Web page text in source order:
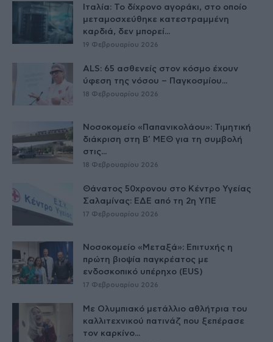
Ιταλία: Το δίχρονο αγοράκι, στο οποίο
μεταμοσχεύθηκε κατεστραμμένη
καρδιά, δεν μπορεί...
19 Φεβρουαρίου 2026
ALS: 65 ασθενείς στον κόσμο έχουν
ύφεση της νόσου – Παγκοσμίου...
18 Φεβρουαρίου 2026
Νοσοκομείο «Παπανικολάου»: Τιμητική
διάκριση στη Β’ ΜΕΘ για τη συμβολή
στις...
18 Φεβρουαρίου 2026
Θάνατος 50χρονου στο Κέντρο Υγείας
Σαλαμίνας: ΕΔΕ από τη 2η ΥΠΕ
17 Φεβρουαρίου 2026
Νοσοκομείο «Μεταξά»: Επιτυχής η
πρώτη βιοψία παγκρέατος με
ενδοσκοπικό υπέρηχο (EUS)
17 Φεβρουαρίου 2026
Με Ολυμπιακό μετάλλιο αθλήτρια του
καλλιτεχνικού πατινάζ που ξεπέρασε
τον καρκίνο...